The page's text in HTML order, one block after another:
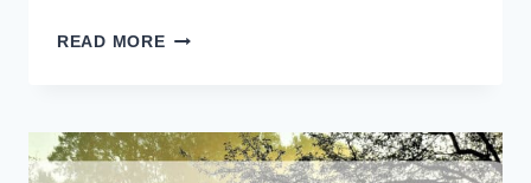
READ MORENE
BOG
VOLI